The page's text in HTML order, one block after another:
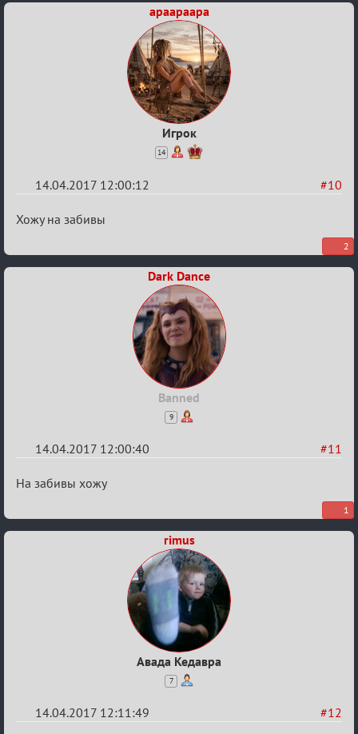
apaapaapa
Игрок
14
#10
14.04.2017 12:00:12
Re:
есть?
Хожу на забивы
2
Dark Dance
Banned
9
#11
14.04.2017 12:00:40
Re:
есть?
На забивы хожу
1
rimus
Авада Кедавра
7
#12
14.04.2017 12:11:49